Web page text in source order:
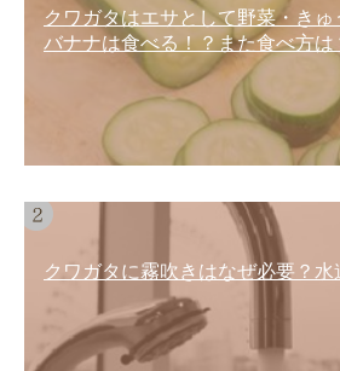
クワガタはエサとして野菜・きゅ
バナナは食べる！？また食べ方は
クワガタに霧吹きはなぜ必要？水